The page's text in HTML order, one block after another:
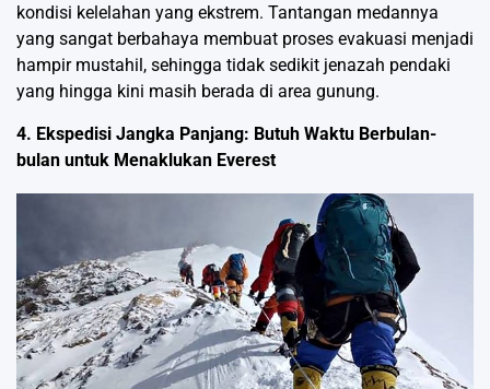
kondisi kelelahan yang ekstrem. Tantangan medannya
yang sangat berbahaya membuat proses evakuasi menjadi
hampir mustahil, sehingga tidak sedikit jenazah pendaki
yang hingga kini masih berada di area gunung.
4. Ekspedisi Jangka Panjang: Butuh Waktu Berbulan-
bulan untuk Menaklukan Everest